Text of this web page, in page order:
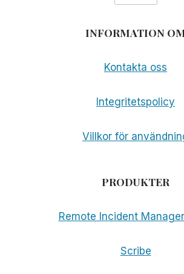
INFORMATION
Kontakta oss
Integritetspolicy
Villkor för
PRODUKTER
Remote Incident
Scribe